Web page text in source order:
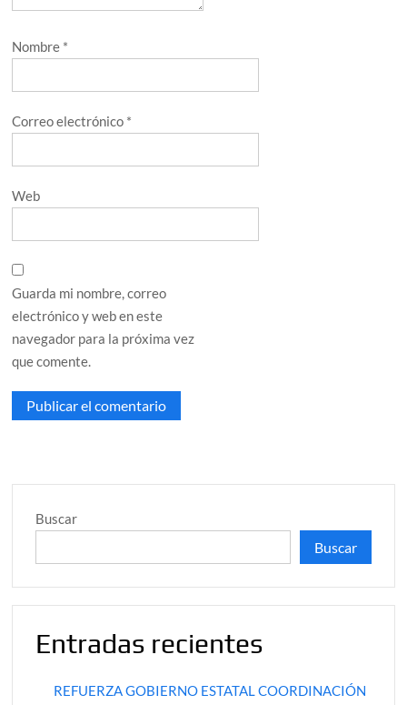
Nombre *
Correo electrónico *
Web
Guarda mi nombre, correo
electrónico y web en este
navegador para la próxima vez
que comente.
Buscar
Buscar
Entradas recientes
REFUERZA GOBIERNO ESTATAL COORDINACIÓN